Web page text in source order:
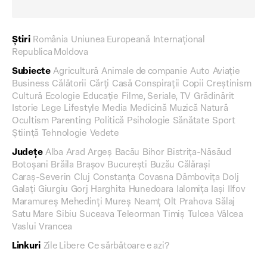
Știri România Uniunea Europeană Internațional
Republica Moldova
Subiecte Agricultură Animale de companie Auto Aviație
Business Călătorii Cărți Casă Conspirații Copii Creștinism
Cultură Ecologie Educație Filme, Seriale, TV Grădinărit
Istorie Lege Lifestyle Media Medicină Muzică Natură
Ocultism Parenting Politică Psihologie Sănătate Sport
Știință
Tehnologie Vedete
Județe Alba Arad Argeș Bacău Bihor Bistrița-Năsăud
Botoșani Brăila Brașov București Buzău Călărași
Caraș-Severin Cluj Constanța Covasna Dâmbovița Dolj
Galați Giurgiu Gorj Harghita Hunedoara Ialomița Iași Ilfov
Maramureș Mehedinți Mureș Neamț Olt Prahova Sălaj
Satu Mare Sibiu Suceava Teleorman Timiș Tulcea Vâlcea
Vaslui Vrancea
Linkuri Zile Libere Ce sărbătoare e azi?